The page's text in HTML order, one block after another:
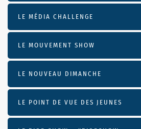
LE MÉDIA CHALLENGE
LE MOUVEMENT SHOW
LE NOUVEAU DIMANCHE
LE POINT DE VUE DES JEUNES